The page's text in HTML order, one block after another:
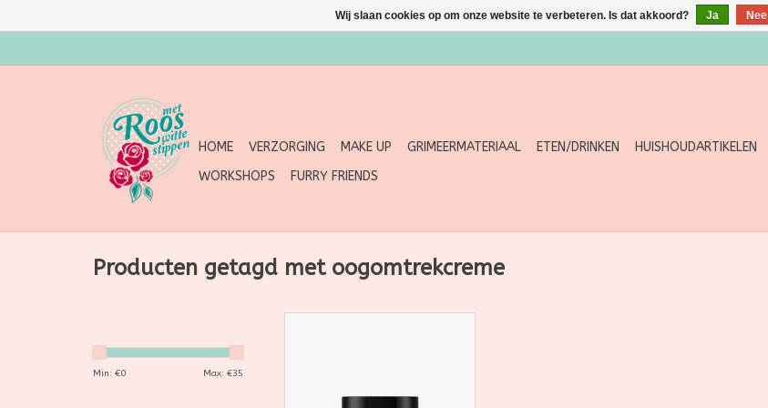
HOME VERZORGING MAKE UP GRIMEERMATERIAAL ETEN/DRINKEN HUISHOUDARTIKELEN
WORKSHOPS
FURRY FRIENDS
Producten getagd met oogomtrekcreme
Min: €0 Max: €35
Wij slaan cookies op om onze website te verbeteren. Is dat akkoord? Ja Nee